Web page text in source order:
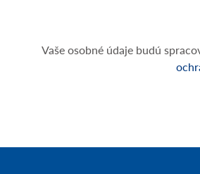
Vaše osobné údaje budú